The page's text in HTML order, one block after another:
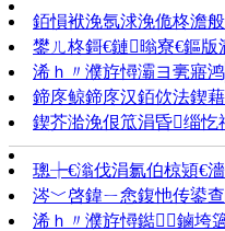
銆愪袱浼氬浗浼佹柊澹
鐢ㄦ柊鎶€鏈暡寮€鏂
浠ｈ〃濮斿憳灞ヨ亴寤
鍗庝鲸鍗庝汉銆佽法鍥
鍥芥湁浼佷笟涓昏缁忔
璁┾€滃伐涓氱伯椋熲€
涔﹀啓鍏ㄧ悆鍑忚传鍙
浠ｈ〃濮斿憳鐑鏀垮